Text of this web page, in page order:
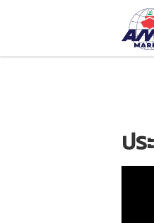
จำเป็นสำหรับการทำงานหลักของเว็บไซต์ เช่น
ปร